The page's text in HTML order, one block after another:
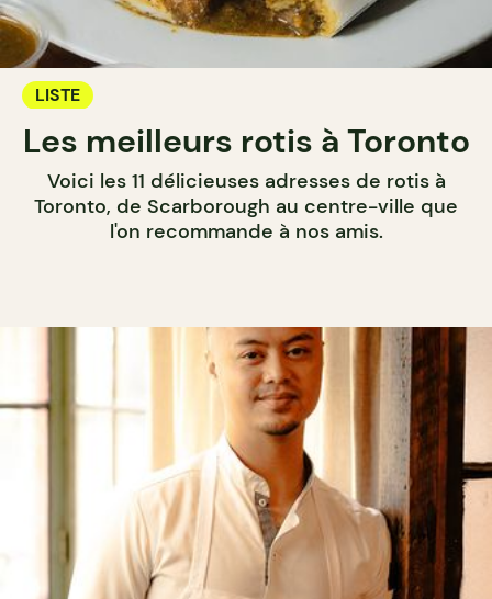
LISTE
Les meilleurs rotis à Toronto
Voici les 11 délicieuses adresses de rotis à
Toronto, de Scarborough au centre-ville que
l'on recommande à nos amis.